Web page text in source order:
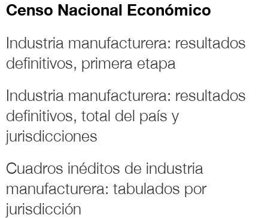
Censo Nacional Económico
Industria manufacturera: resultados
definitivos, primera etapa
Industria manufacturera: resultados
definitivos, total del país y
jurisdicciones
Cuadros inéditos de industria
manufacturera: tabulados por
jurisdicción